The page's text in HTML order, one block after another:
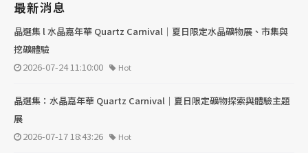
最新消息
晶選集 l 水晶嘉年華 Quartz Carnival｜夏日限定水晶礦物展、市集與
挖礦體驗
2026-07-24 11:10:00
Hot
晶選集：水晶嘉年華 Quartz Carnival｜夏日限定礦物探索與體驗主題
展
2026-07-17 18:43:26
Hot